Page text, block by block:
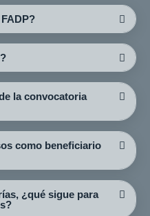
la convocatoria
como beneficiario
¿qué sigue para